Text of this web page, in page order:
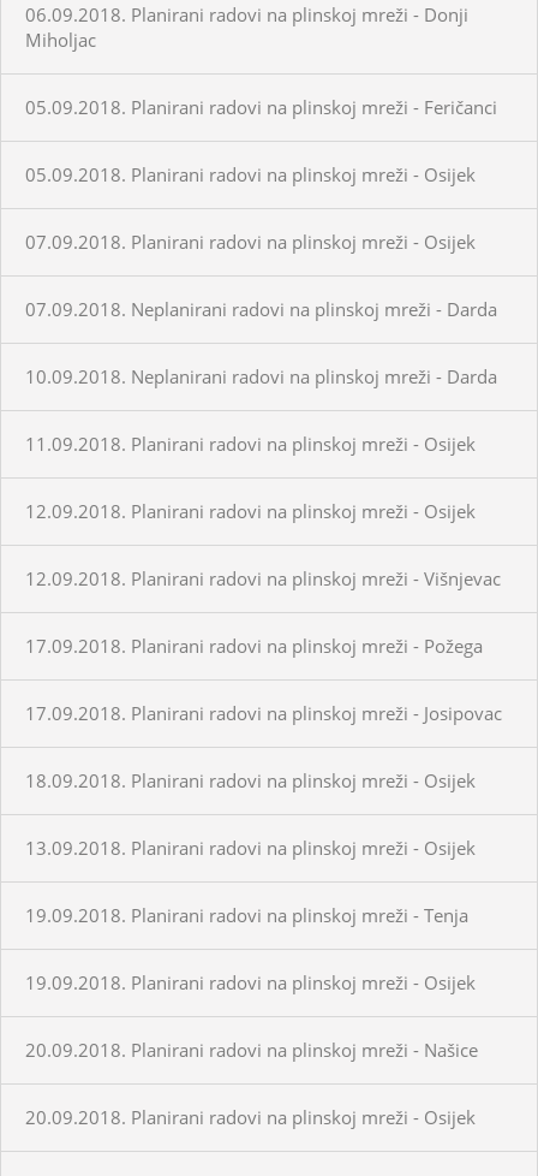
06.09.2018. Planirani radovi na plinskoj mreži - Donji
Miholjac
05.09.2018. Planirani radovi na plinskoj mreži - Feričanci
05.09.2018. Planirani radovi na plinskoj mreži - Osijek
07.09.2018. Planirani radovi na plinskoj mreži - Osijek
07.09.2018. Neplanirani radovi na plinskoj mreži - Darda
10.09.2018. Neplanirani radovi na plinskoj mreži - Darda
11.09.2018. Planirani radovi na plinskoj mreži - Osijek
12.09.2018. Planirani radovi na plinskoj mreži - Osijek
12.09.2018. Planirani radovi na plinskoj mreži - Višnjevac
17.09.2018. Planirani radovi na plinskoj mreži - Požega
17.09.2018. Planirani radovi na plinskoj mreži - Josipovac
18.09.2018. Planirani radovi na plinskoj mreži - Osijek
13.09.2018. Planirani radovi na plinskoj mreži - Osijek
19.09.2018. Planirani radovi na plinskoj mreži - Tenja
19.09.2018. Planirani radovi na plinskoj mreži - Osijek
20.09.2018. Planirani radovi na plinskoj mreži - Našice
20.09.2018. Planirani radovi na plinskoj mreži - Osijek